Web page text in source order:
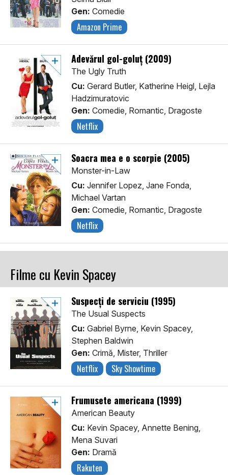
Gen: Comedie
Amazon Prime
Adevărul gol-goluț (2009)
The Ugly Truth
Cu: Gerard Butler, Katherine Heigl, Lejla
Hadzimuratovic
Gen: Comedie, Romantic, Dragoste
Netflix
Soacra mea e o scorpie (2005)
Monster-in-Law
Cu: Jennifer Lopez, Jane Fonda,
Michael Vartan
Gen: Comedie, Romantic, Dragoste
Netflix
Filme cu Kevin Spacey
Suspecți de serviciu (1995)
The Usual Suspects
Cu: Gabriel Byrne, Kevin Spacey,
Stephen Baldwin
Gen: Crimă, Mister, Thriller
Netflix Sky Showtime
Frumusete americana (1999)
American Beauty
Cu: Kevin Spacey, Annette Bening,
Mena Suvari
Gen: Dramă
Rakuten